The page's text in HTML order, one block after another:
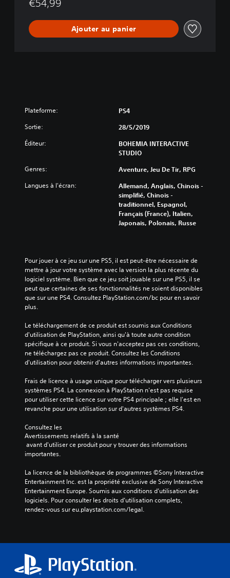
€54,99
Ajouter au panier
Plateforme: PS4
Sortie: 28/5/2019
Éditeur:
BOHEMIA INTERACTIVE
STUDIO
Genres: Aventure, Jeu De Tir, RPG
Langues à l'écran:
Allemand, Anglais, Chinois -
simplifié, Chinois -
traditionnel, Espagnol,
Français (France), Italien,
Japonais, Polonais, Russe
Pour jouer à ce jeu sur une PS5, il est peut-être nécessaire de
mettre à jour votre système avec la version la plus récente du
logiciel système. Bien que ce jeu soit jouable sur une PS5, il se
peut que certaines de ses fonctionnalités ne soient disponibles
que sur une PS4. Consultez PlayStation.com/bc pour en savoir
plus.
Le téléchargement de ce produit est soumis aux Conditions
d'utilisation de PlayStation, ainsi qu'à toute autre condition
spécifique à ce produit. Si vous n'acceptez pas ces conditions,
ne téléchargez pas ce produit. Consultez les Conditions
d'utilisation pour obtenir d'autres informations importantes.
Frais de licence à usage unique pour télécharger vers plusieurs
systèmes PS4. La connexion à PlayStation n'est pas requise
pour utiliser cette licence sur votre PS4 principale ; elle l'est en
revanche pour une utilisation sur d'autres systèmes PS4.
Consultez les
Avertissements relatifs à la santé
importantes.
La licence de la bibliothèque de programmes ©Sony Interactive
Entertainment Inc. est la propriété exclusive de Sony Interactive
Entertainment Europe. Soumis aux conditions d’utilisation des
logiciels. Pour consulter les droits d’utilisation complets,
rendez-vous sur eu.playstation.com/legal.